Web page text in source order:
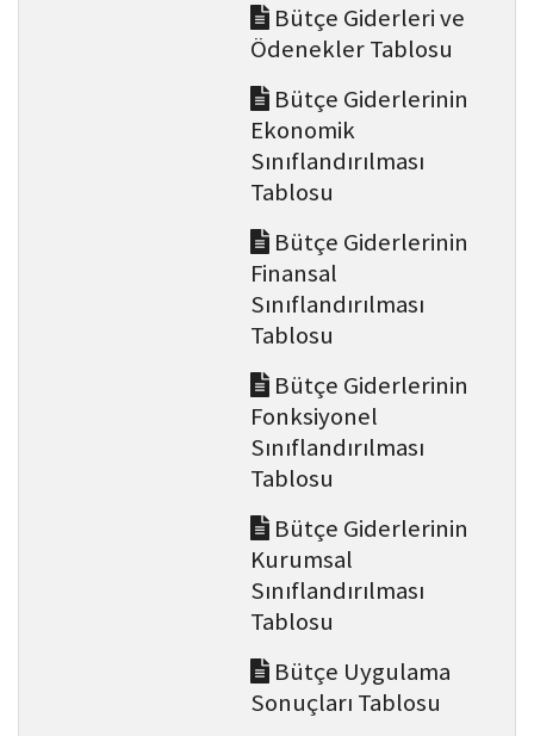
Bütçe Giderleri ve
Ödenekler Tablosu
Bütçe Giderlerinin
Ekonomik
Sınıflandırılması
Tablosu
Bütçe Giderlerinin
Finansal
Sınıflandırılması
Tablosu
Bütçe Giderlerinin
Fonksiyonel
Sınıflandırılması
Tablosu
Bütçe Giderlerinin
Kurumsal
Sınıflandırılması
Tablosu
Bütçe Uygulama
Sonuçları Tablosu